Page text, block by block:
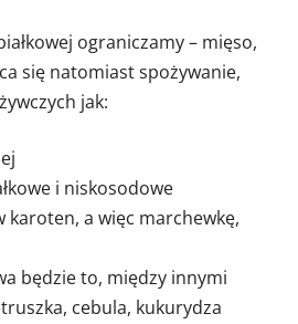
ograniczamy – mięso,
się natomiast spożywanie,
jak:
i niskosodowe
karoten, a więc marchewkę,
będzie to, między innymi
cebula, kukurydza